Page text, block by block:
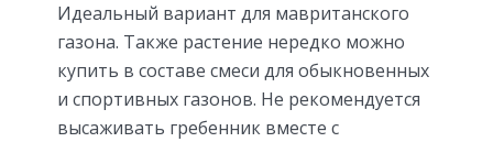
Идеальный вариант для мавританского
газона. Также растение нередко можно
купить в составе смеси для обыкновенных
и спортивных газонов. Не рекомендуется
высаживать гребенник вместе с